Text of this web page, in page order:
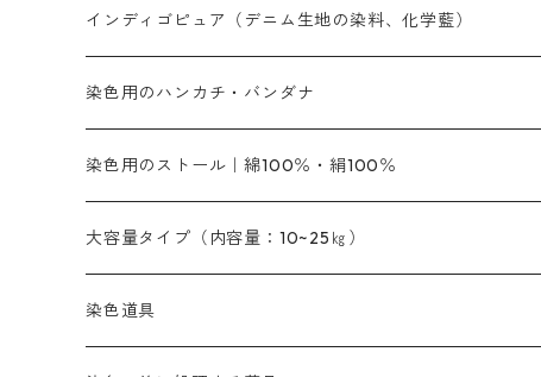
青色系
紫色系
緑色系
茶色系
灰色｜20g入りのみ公開
黒色
吸収促進剤
捺染に必要な材料
捺染糊
その他の薬剤（調整中）
黄色系
エロ―M3G｜定番の色合い
エロー ＭＧＲ｜明るい緑みの黄色
オレンジ系
オレンヂMG｜黄みの橙色
オレンヂMGD（定番の色合い）
赤色系
レットMFB｜赤色（定番の色合い）
レットMG｜黄みの朱色
青色系
ネビーブルーMB（定番の色合い）
ブルーMB（定番の色合い）
紫色系
代用朱黄色口
ファストエロ―10GN（鮮やかな黄色）
ファストエロ―5GN（黄色）
青色系
NSBAブルー
群青
白色｜胡粉
黒色｜在庫処分特価
緑色｜在庫処分特価
茶色｜在庫処分特価
人気のおすすめ植物染料
インド茜・西洋茜の個別販売
濃染処理剤｜ソルバックスPS－900
媒染剤
アルミ媒染剤
鉄媒染剤
ソーダ灰｜アルカリ性のPH調整剤
藍染
ぶどう糖
ハイドロサルファイトコンク
染色用途のハンカチ・バンダナ
人気のおすすめ竹・藤を染める染料
塩基性染料（混色可能）
ビスマークブロンB｜赤茶色
塩基性エロ―｜液体タイプ
オリジナル染料｜スス竹色｜ミキセットファストブロンGR
インディゴピュア（デニム生地の染料、化学藍）
初心者向けお試しセット販売
インディゴピュア
アルカリ剤
ハイドロサルファイトコンク
染色用のハンカチ・バンダナ
45cm×45cm（ハンカチ）｜端の始末も綿糸｜タグなし
54cm×54cm（バンダナ）｜端の始末も綿糸｜タグなし
染色用のストール｜綿100％・絹100％
大容量タイプ（内容量：10~25㎏）
芒硝｜綿の染色時の吸収促進剤
染色道具